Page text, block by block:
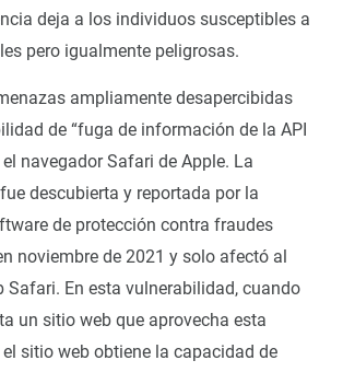
deja a los individuos susceptibles a
pero igualmente peligrosas.
ampliamente desapercibidas
de “fuga de información de la API
el navegador Safari de Apple. La
descubierta y reportada por la
de protección contra fraudes
noviembre de 2021 y solo afectó al
Safari. En esta vulnerabilidad, cuando
un sitio web que aprovecha esta
sitio web obtiene la capacidad de